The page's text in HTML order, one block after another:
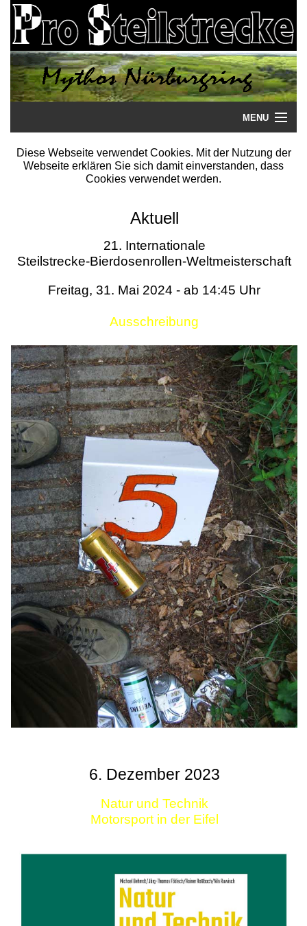
MENU
Startseite
Literatur
Termine
Diese Webseite verwendet Cookies. Mit der Nutzung der
Webseite erklären Sie sich damit einverstanden, dass
Cookies verwendet werden.
Aktuell
21. Internationale
Steilstrecke-Bierdosenrollen-Weltmeisterschaft
Freitag, 31. Mai 2024 - ab 14:45 Uhr
Ausschreibung
6. Dezember 2023
Natur und Technik
Motorsport in der Eifel